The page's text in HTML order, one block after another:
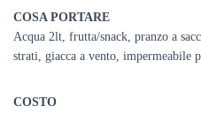
COSA PORTARE
Acqua 2lt, frutta/snack, pranzo a
strati, giacca a vento, impermeabile
COSTO